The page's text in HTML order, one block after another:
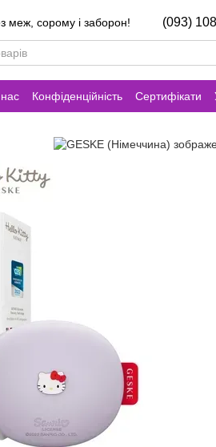
меж, сорому і заборон!
(093)
Конфіденційність Сертифікати